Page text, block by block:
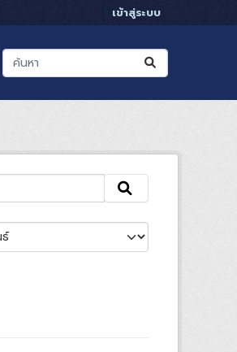
เข้าสู่ระบบ